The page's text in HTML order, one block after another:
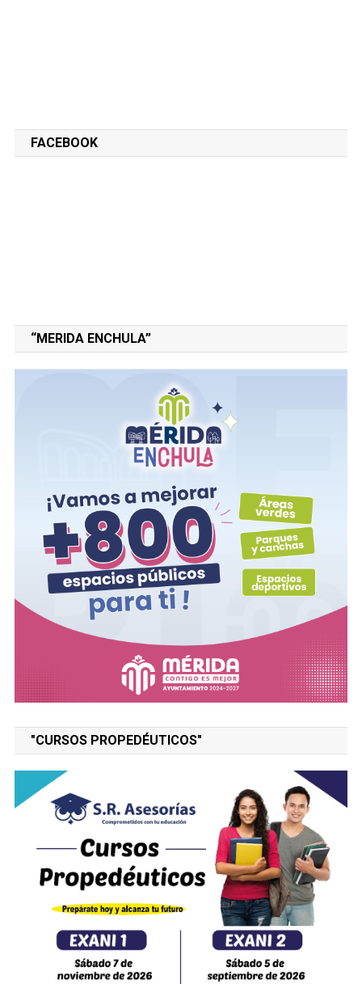
FACEBOOK
“MERIDA ENCHULA”
"CURSOS PROPEDÉUTICOS"